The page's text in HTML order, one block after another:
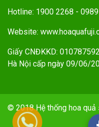
Hotline: 1900 2268 -
Website:
Giấy CNĐKKD:
Hà Nội cấp ngày 09/06/
© 2018 Hệ thống hoa quả